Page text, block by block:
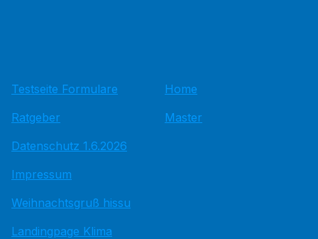
Testseite Formulare
Ratgeber
Datenschutz 1.6.2026
Impressum
Weihnachtsgruß hissu
Landingpage Klima
Home
Master